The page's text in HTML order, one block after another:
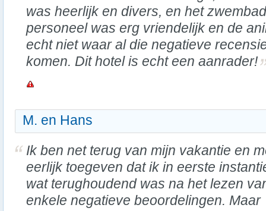
was heerlijk en divers, en het
personeel was erg vriendelijk en de
echt niet waar al die negatieve
komen. Dit hotel is echt een aanrader!
M. en Hans
Ik ben net terug van mijn vakantie en
eerlijk toegeven dat ik in eerste
wat terughoudend was na het lezen
enkele negatieve beoordelingen. Maar